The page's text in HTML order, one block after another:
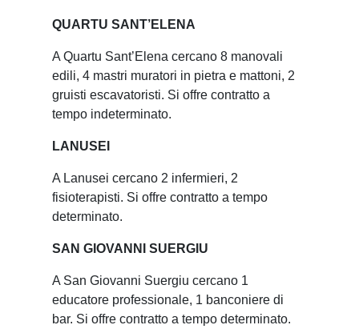
QUARTU SANT’ELENA
A Quartu Sant’Elena cercano 8 manovali
edili, 4 mastri muratori in pietra e mattoni, 2
gruisti escavatoristi. Si offre contratto a
tempo indeterminato.
LANUSEI
A Lanusei cercano 2 infermieri, 2
fisioterapisti. Si offre contratto a tempo
determinato.
SAN GIOVANNI SUERGIU
A San Giovanni Suergiu cercano 1
educatore professionale, 1 banconiere di
bar. Si offre contratto a tempo determinato.